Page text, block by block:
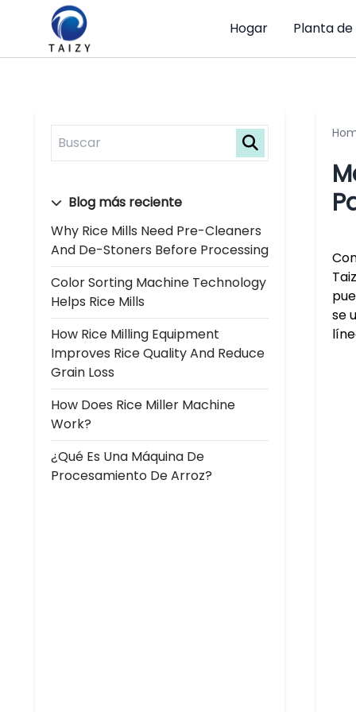
Hogar Planta
Blog más reciente
Why Rice Mills Need Pre-Cleaners
And De-Stoners Before Processing
Color Sorting Machine Technology
Helps Rice Mills
How Rice Milling Equipment
Improves Rice Quality And Reduce
Grain Loss
How Does Rice Miller Machine
Work?
¿Qué Es Una Máquina De
Procesamiento De Arroz?
se